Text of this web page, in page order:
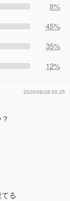
8%
45%
35%
12%
2026/06/28 00:25
る